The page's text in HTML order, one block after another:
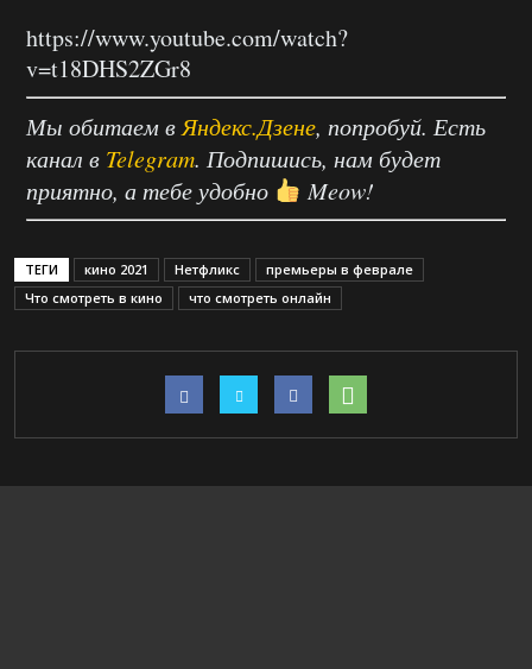
https://www.youtube.com/watch?
v=t18DHS2ZGr8
Мы обитаем вЯндекс.Дзене, попробуй. Есть
канал в Telegram. Подпишись, нам будет
приятно, а тебе удобно
Meow!
ТЕГИ кино 2021 Нетфликс
премьеры в феврале
Что смотреть в кино
что смотреть онлайн